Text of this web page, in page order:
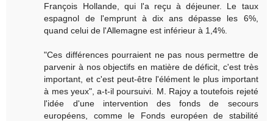
François Hollande, qui l'a reçu à déjeuner. Le taux
espagnol de l'emprunt à dix ans dépasse les 6%,
quand celui de l'Allemagne est inférieur à 1,4%.
"Ces différences pourraient ne pas nous permettre de
parvenir à nos objectifs en matière de déficit, c'est très
important, et c'est peut-être l'élément le plus important
à mes yeux", a-t-il poursuivi. M. Rajoy a toutefois rejeté
l'idée d'une intervention des fonds de secours
européens, comme le Fonds européen de stabilité